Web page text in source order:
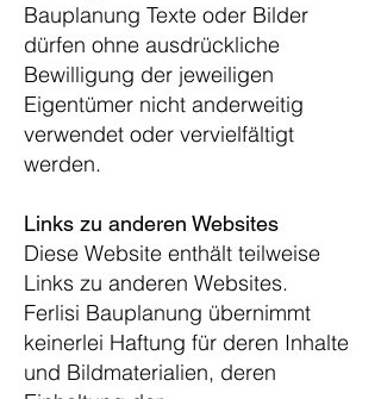
Bauplanung Texte oder Bilder
dürfen ohne ausdrückliche
Bewilligung der jeweiligen
Eigentümer nicht anderweitig
verwendet oder vervielfältigt
werden.
Links zu anderen Websites
Diese Website enthält teilweise
Links zu anderen Websites.
Ferlisi Bauplanung übernimmt
keinerlei Haftung für deren Inhalte
und Bildmaterialien, deren